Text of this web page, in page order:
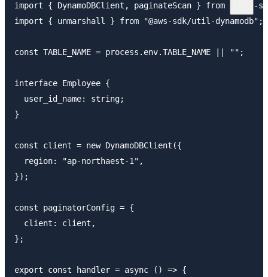
import { DynamoDBClient, paginateScan } from "@aws-
import { unmarshall } from "@aws-sdk/util-dynamodb";
const TABLE_NAME = process.env.TABLE_NAME || "";
interface Employee {
  user_id_name: string;
}
const client = new DynamoDBClient({
  region: "ap-northaest-1",
});
const paginatorConfig = {
  client: client,
};
export const handler = async () => {